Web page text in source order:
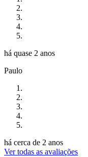
há quase 2 anos
Paulo
há cerca de 2 anos
Ver todas as avaliações